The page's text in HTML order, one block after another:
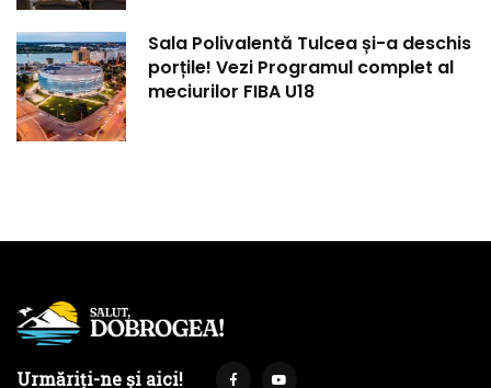
Sala Polivalentă Tulcea și-a deschis
porțile! Vezi Programul complet al
meciurilor FIBA U18
Urmăriți-ne și aici!